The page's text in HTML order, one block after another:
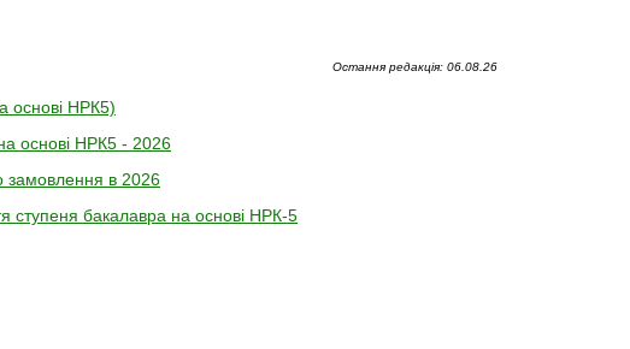
Остання редакція: 06.08.26
НРК5)
основі НРК5 - 2026
замовлення в 2026
ступеня бакалавра на основі НРК-5